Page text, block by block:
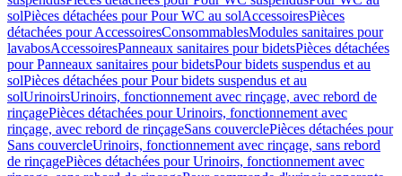
solPièces détachées pour Pour WC au solAccessoiresPièces
détachées pour AccessoiresConsommablesModules sanitaires pour
lavabosAccessoiresPanneaux sanitaires pour bidetsPièces détachées
pour Panneaux sanitaires pour bidetsPour bidets suspendus et au
solPièces détachées pour Pour bidets suspendus et au
solUrinoirsUrinoirs, fonctionnement avec rinçage, avec rebord de
rinçagePièces détachées pour Urinoirs, fonctionnement avec
rinçage, avec rebord de rinçageSans couverclePièces détachées pour
Sans couvercleUrinoirs, fonctionnement avec rinçage, sans rebord
de rinçagePièces détachées pour Urinoirs, fonctionnement avec